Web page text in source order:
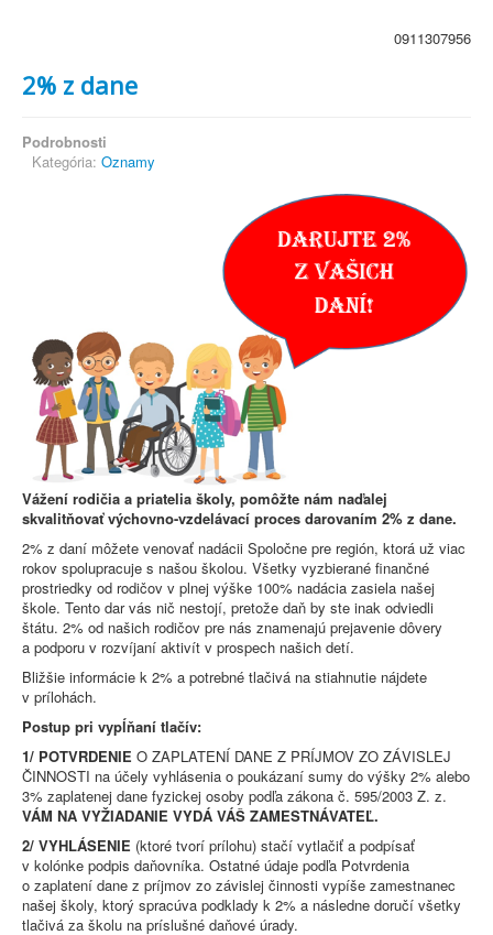
0911307956
2% z dane
Podrobnosti
Kategória: Oznamy
Vážení rodičia a priatelia školy, pomôžte nám naďalej
skvalitňovať výchovno-vzdelávací proces darovaním 2% z dane.
2% z daní môžete venovať nadácii Spoločne pre región, ktorá už viac
rokov spolupracuje s našou školou. Všetky vyzbierané finančné
prostriedky od rodičov v plnej výške 100% nadácia zasiela našej
škole. Tento dar vás nič nestojí, pretože daň by ste inak odviedli
štátu. 2% od našich rodičov pre nás znamenajú prejavenie dôvery
a podporu v rozvíjaní aktivít v prospech našich detí.
Bližšie informácie k 2% a potrebné tlačivá na stiahnutie nájdete
v prílohách.
Postup pri vypĺňaní tlačív:
1/ POTVRDENIE O ZAPLATENÍ DANE Z PRÍJMOV ZO ZÁVISLEJ
ČINNOSTI na účely vyhlásenia o poukázaní sumy do výšky 2% alebo
3% zaplatenej dane fyzickej osoby podľa zákona č. 595/2003 Z. z.
VÁM NA VYŽIADANIE VYDÁ VÁŠ ZAMESTNÁVATEĽ.
2/ VYHLÁSENIE (ktoré tvorí prílohu) stačí vytlačiť a podpísať
v kolónke podpis daňovníka. Ostatné údaje podľa Potvrdenia
o zaplatení dane z príjmov zo závislej činnosti vypíše zamestnanec
našej školy, ktorý spracúva podklady k 2% a následne doručí všetky
tlačivá za školu na príslušné daňové úrady.